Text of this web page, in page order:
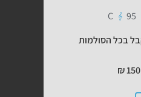
95
C
בכל הסולמות
₪150